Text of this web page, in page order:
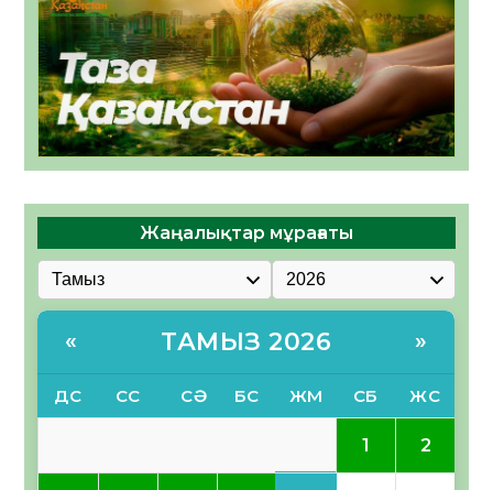
Жаңалықтар мұрағаты
« ТАМЫЗ 2026 »
ДС СС СӘ БС ЖМ СБ ЖС
1 2